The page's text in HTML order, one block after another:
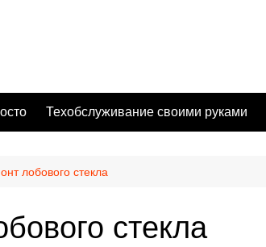
Техобслуживание своими руками
лобового стекла
стекла